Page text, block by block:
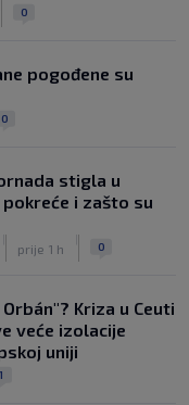
0
pogođene su
0
stigla u
i zašto su
prije 1 h 0
Kriza u Ceuti
veće izolacije
uniji
1